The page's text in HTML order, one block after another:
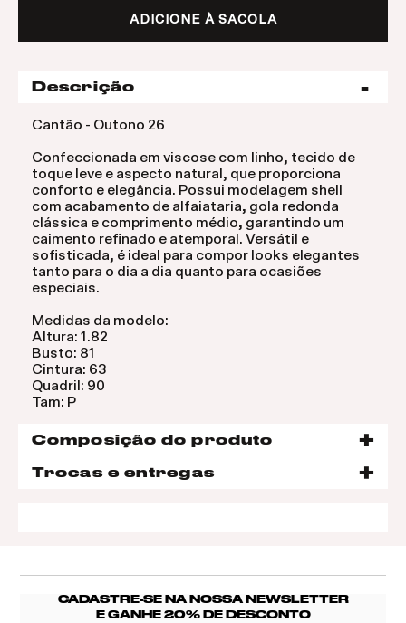
ADICIONE À SACOLA
Descrição
Cantão - Outono 26
Confeccionada em viscose com linho, tecido de
toque leve e aspecto natural, que proporciona
conforto e elegância. Possui modelagem shell
com acabamento de alfaiataria, gola redonda
clássica e comprimento médio, garantindo um
caimento refinado e atemporal. Versátil e
sofisticada, é ideal para compor looks elegantes
tanto para o dia a dia quanto para ocasiões
especiais.
Medidas da modelo:
Altura: 1.82
Busto: 81
Cintura: 63
Quadril: 90
Tam: P
Composição do produto
Trocas e entregas
CADASTRE-SE NA NOSSA NEWSLETTER
E GANHE 20% DE DESCONTO